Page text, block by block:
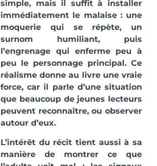
simple, mais il suffit à installer
immédiatement le malaise : une
moquerie qui se répète, un
surnom humiliant, puis
l’engrenage qui enferme peu à
peu le personnage principal. Ce
réalisme donne au livre une vraie
force, car il parle d’une situation
que beaucoup de jeunes lecteurs
peuvent reconnaître, ou observer
autour d’eux.
L’intérêt du récit tient aussi à sa
manière de montrer ce que